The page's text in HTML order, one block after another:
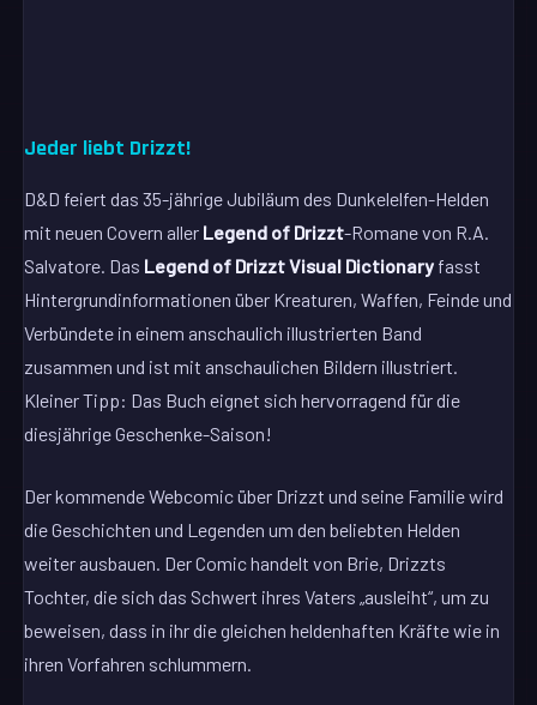
Jeder liebt Drizzt!
D&D feiert das 35-jährige Jubiläum des Dunkelelfen-Helden
mit neuen Covern aller Legend of Drizzt-Romane von R.A.
Salvatore. Das Legend of Drizzt Visual Dictionary fasst
Hintergrundinformationen über Kreaturen, Waffen, Feinde und
Verbündete in einem anschaulich illustrierten Band
zusammen und ist mit anschaulichen Bildern illustriert.
Kleiner Tipp: Das Buch eignet sich hervorragend für die
diesjährige Geschenke-Saison!
Der kommende Webcomic über Drizzt und seine Familie wird
die Geschichten und Legenden um den beliebten Helden
weiter ausbauen. Der Comic handelt von Brie, Drizzts
Tochter, die sich das Schwert ihres Vaters „ausleiht“, um zu
beweisen, dass in ihr die gleichen heldenhaften Kräfte wie in
ihren Vorfahren schlummern.